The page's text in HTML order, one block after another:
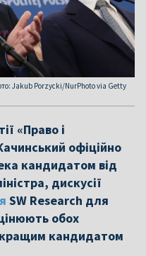
Jakub Porzycki/NurPhoto via Getty
«Право і
офіційно
кандидатом від
дискусії
SW Research для
обох
кращим кандидатом